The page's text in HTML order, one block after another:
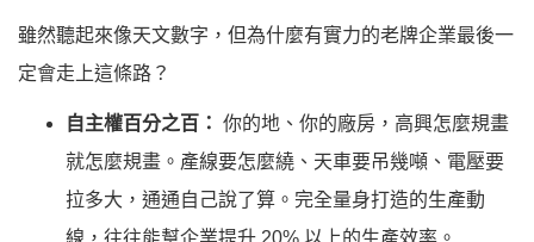
雖然聽起來像天文數字，但為什麼有實力的老牌企業最後一
定會走上這條路？
自主權百分之百： 你的地、你的廠房，高興怎麼規畫
就怎麼規畫。產線要怎麼繞、天車要吊幾噸、電壓要
拉多大，通通自己說了算。完全量身打造的生產動
線，往往能幫企業提升 20% 以上的生產效率。